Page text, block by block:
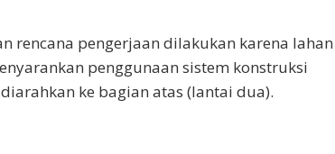
rencana pengerjaan dilakukan karena lahan
penggunaan sistem konstruksi
ke bagian atas (lantai dua).